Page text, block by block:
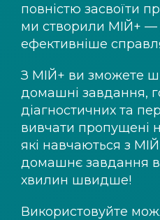
повністю засвоїти
ми створили МІЙ+ —
ефективніше
З МІЙ+ ви зможете
домашні завдання,
діагностичних та
вивчати пропущені
які навчаються з
домашнє завдання
хвилин швидше!
Використовуйте